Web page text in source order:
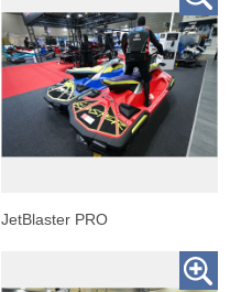
JetBlaster PRO